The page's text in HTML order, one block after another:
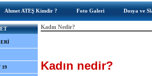
Ahmet ATEŞ Kimdir ? Foto Galeri Dosya ve
19
Kadın Nedir?
Kadın nedir?